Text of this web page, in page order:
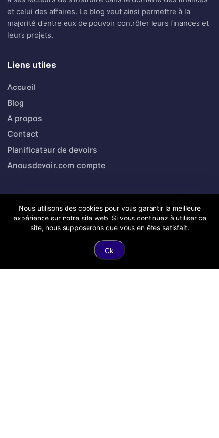
et celui des affaires. Le blog veut ainsi permettre à la
majorité d’entre eux de pouvoir contrôler leurs finances et
leurs projets.
Liens utiles
Accueil
Blog
A propos
Contact
Planificateur de devoirs
Anousdevoir.com compte
Assurance
Finance
Nous utilisons des cookies pour vous garantir la meilleure
expérience sur notre site web. Si vous continuez à utiliser ce
site, nous supposerons que vous en êtes satisfait.
Ok